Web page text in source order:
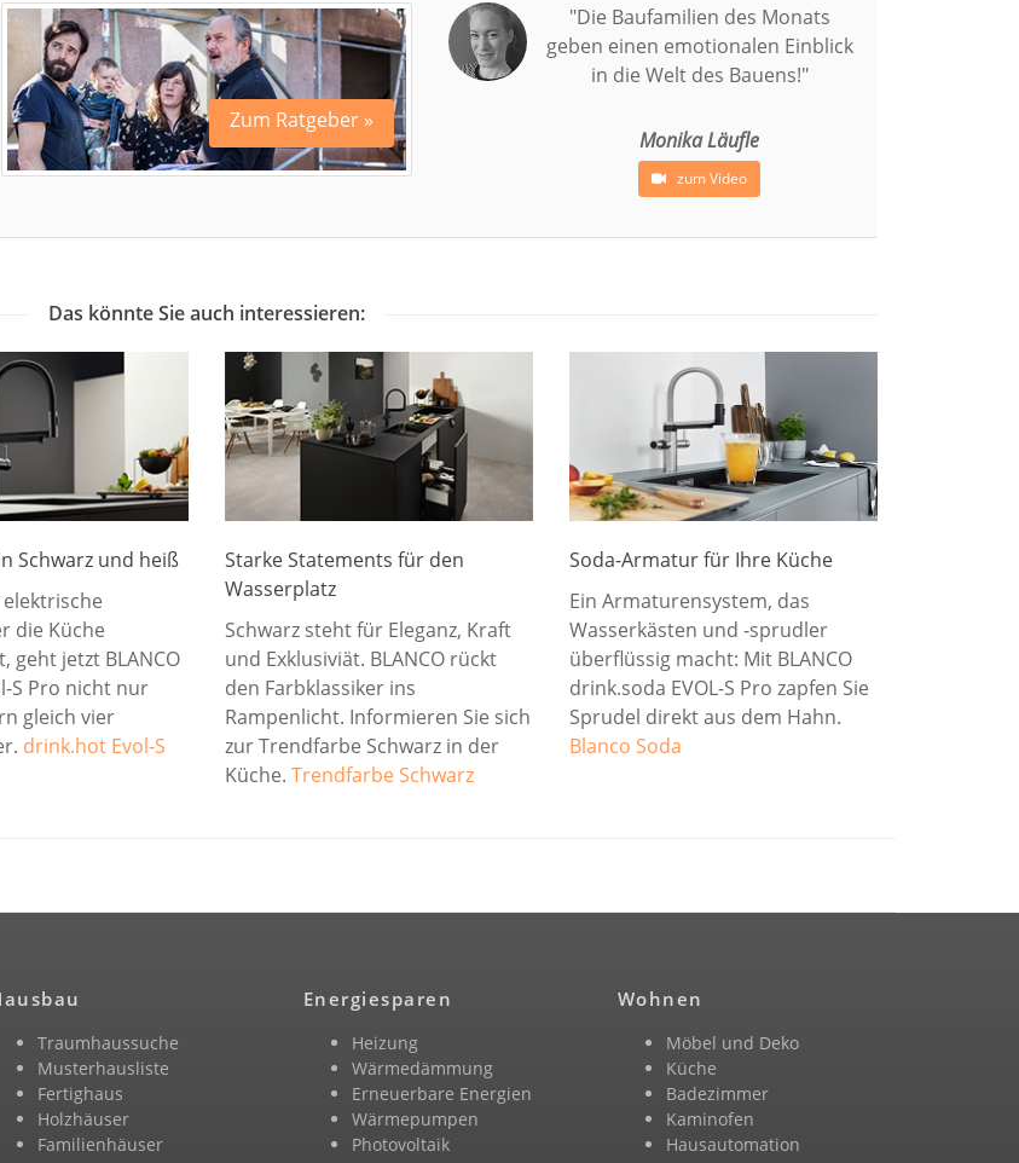
Zum Ratgeber »
"Die Baufamilien des Monats
geben einen emotionalen Einblick
in die Welt des Bauens!"
Monika Läufle
zum Video
Das könnte Sie auch interessieren:
Schwarz und heiß
die Küche
geht jetzt BLANCO
S Pro nicht nur
gleich vier
drink.hot Evol-S
Starke Statements für den
Wasserplatz
Schwarz steht für Eleganz, Kraft
und Exklusiviät. BLANCO rückt
den Farbklassiker ins
Rampenlicht. Informieren Sie sich
zur Trendfarbe Schwarz in der
Küche. Trendfarbe Schwarz
Soda-Armatur für Ihre Küche
Ein Armaturensystem, das
Wasserkästen und -sprudler
überflüssig macht: Mit BLANCO
drink.soda EVOL-S Pro zapfen Sie
Sprudel direkt aus dem Hahn.
Blanco Soda
Traumhaussuche
Musterhausliste
Fertighaus
Holzhäuser
Familienhäuser
Energiesparen
Heizung
Wärmedämmung
Erneuerbare Energien
Wärmepumpen
Photovoltaik
Wohnen
Möbel und Deko
Küche
Badezimmer
Kaminofen
Hausautomation